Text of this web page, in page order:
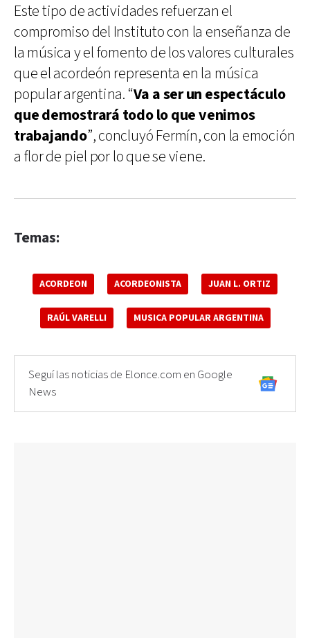
Este tipo de actividades refuerzan el
compromiso del Instituto con la enseñanza de
la música y el fomento de los valores culturales
que el acordeón representa en la música
popular argentina. “Va a ser un espectáculo
que demostrará todo lo que venimos
trabajando”, concluyó Fermín, con la emoción
a flor de piel por lo que se viene.
Temas:
ACORDEON ACORDEONISTA JUAN L. ORTIZ
RAÚL VARELLI MUSICA POPULAR ARGENTINA
Seguí las noticias de Elonce.com en Google
News